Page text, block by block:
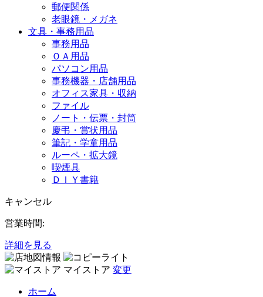
郵便関係
老眼鏡・メガネ
文具・事務用品
事務用品
ＯＡ用品
パソコン用品
事務機器・店舗用品
オフィス家具・収納
ファイル
ノート・伝票・封筒
慶弔・賞状用品
筆記・学童用品
ルーペ・拡大鏡
喫煙具
ＤＩＹ書籍
キャンセル
営業時間:
詳細を見る
マイストア 変更
ホーム